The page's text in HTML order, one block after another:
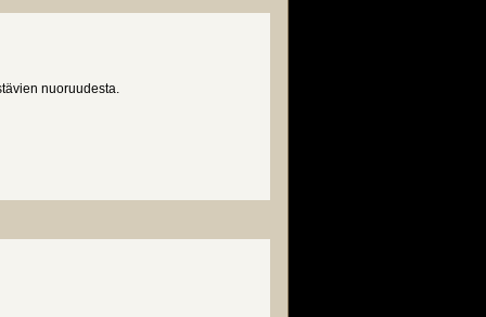
nuoruudesta.